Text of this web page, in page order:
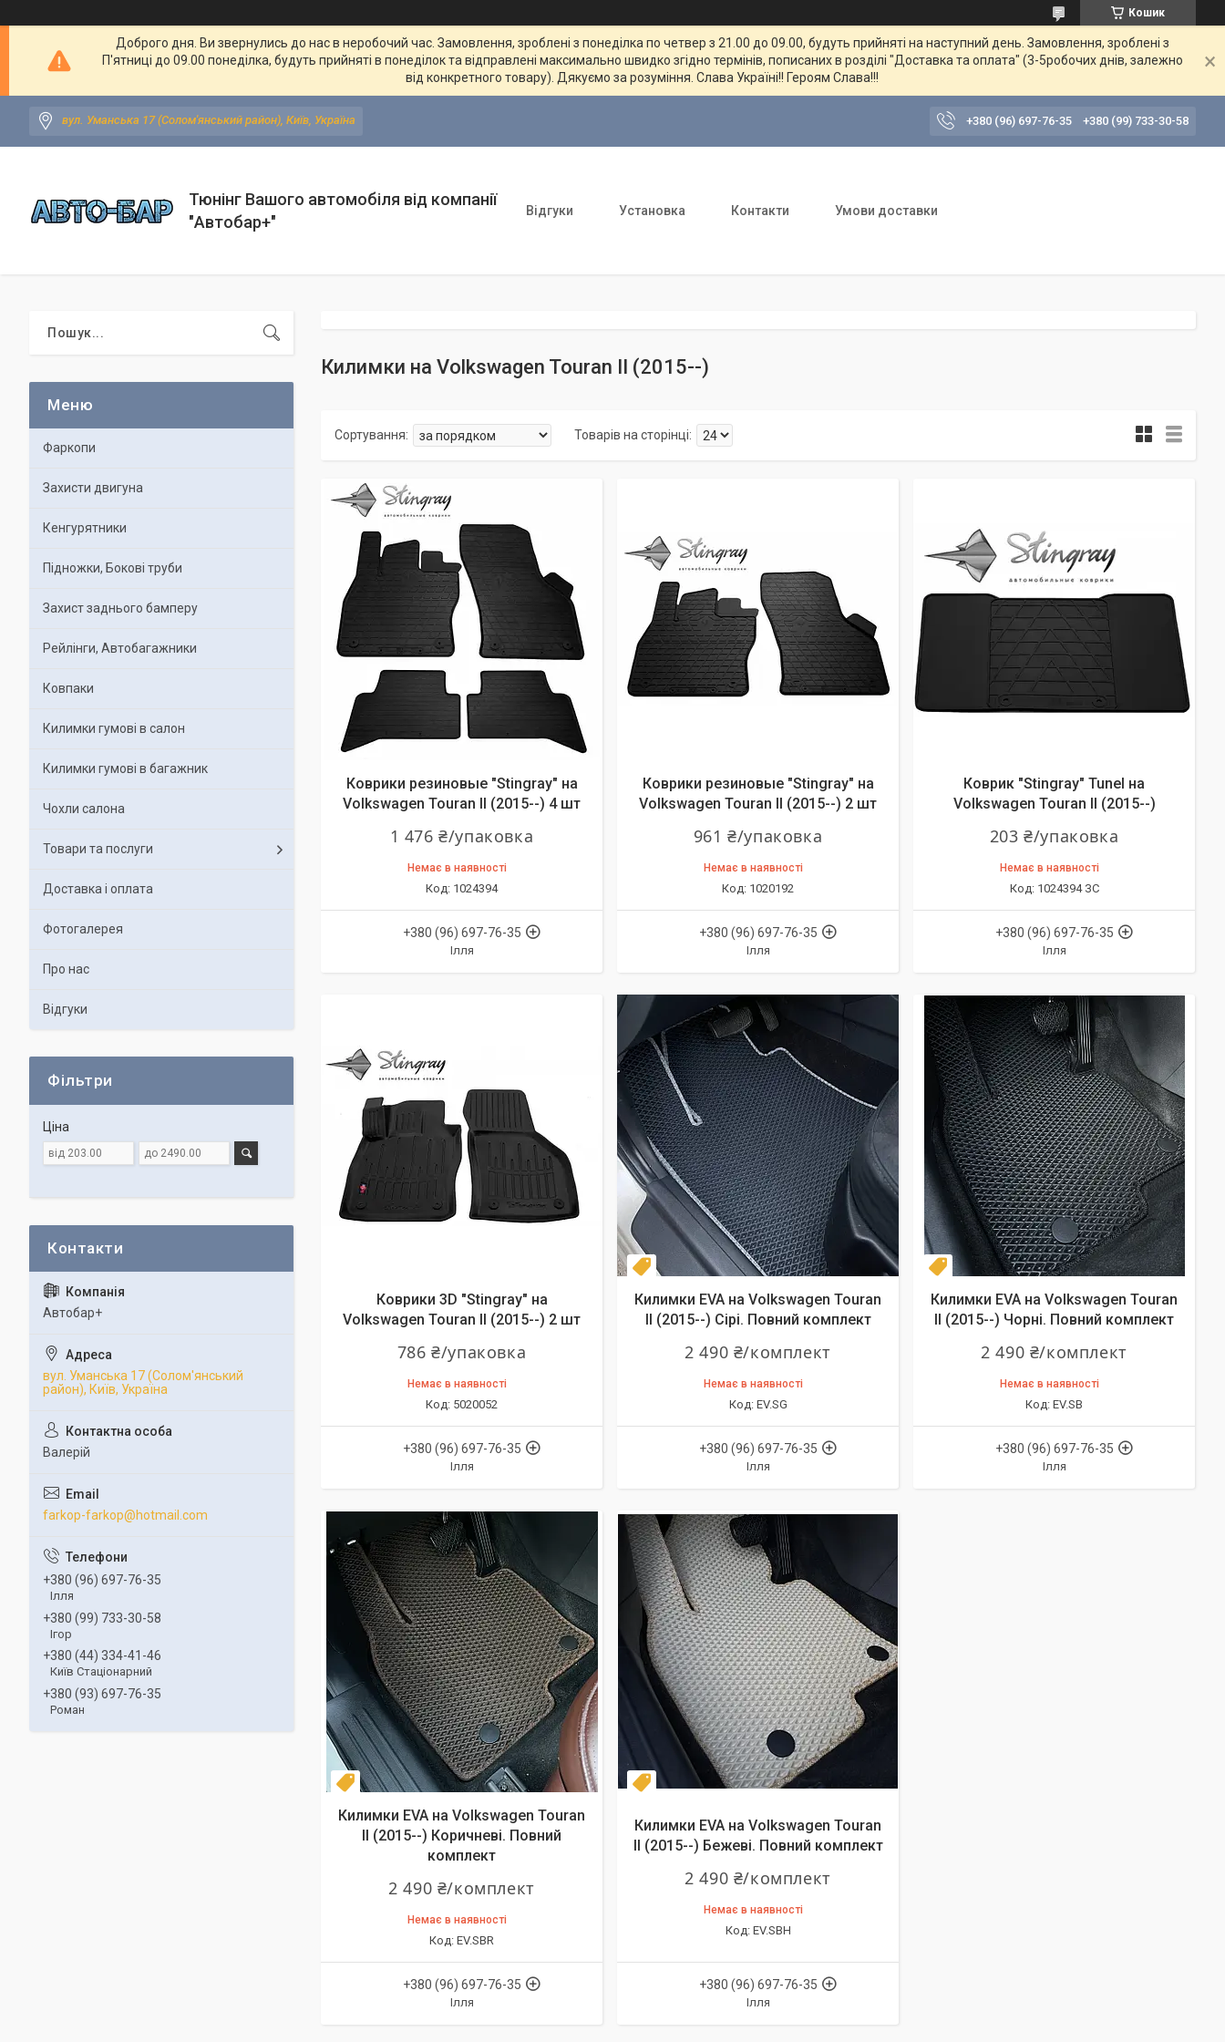
Кошик
Доброго дня. Ви звернулись до нас в неробочий час. Замовлення, зроблені з понеділка по четвер з 21.00 до 09.00, будуть прийняті на наступний день. Замовлення, зроблені з
П'ятниці до 09.00 понеділка, будуть прийняті в понеділок та відправлені максимально швидко згідно термінів, пописаних в розділі "Доставка та оплата" (3-5робочих днів, залежно
від конкретного товару). Дякуємо за розуміння. Слава Україні!! Героям Слава!!!
вул. Уманська 17 (Солом'янський район), Київ, Україна +380 (96) 697-76-35 +380 (99) 733-30-58
Тюнінг Вашого автомобіля від компанії
"Автобар+"
Відгуки Установка Контакти Умови доставки
Килимки на Volkswagen Touran II (2015--)
Коврики резиновые "Stingray" на
Volkswagen Touran II (2015--) 4 шт
1 476 ₴/упаковка
Немає в наявності
1024394
+380 (96) 697-76-35
Ілля
Коврики резиновые "Stingray" на
Volkswagen Touran II (2015--) 2 шт
961 ₴/упаковка
Немає в наявності
1020192
+380 (96) 697-76-35
Ілля
Коврик "Stingray" Tunel на
Volkswagen Touran II (2015--)
203 ₴/упаковка
Немає в наявності
1024394 ЗС
+380 (96) 697-76-35
Ілля
Коврики 3D "Stingray" на
Volkswagen Touran II (2015--) 2 шт
786 ₴/упаковка
Немає в наявності
5020052
+380 (96) 697-76-35
Ілля
Комплект
Килимки EVA на Volkswagen Touran
II (2015--) Сірі. Повний комплект
2 490 ₴/комплект
Немає в наявності
EV.SG
+380 (96) 697-76-35
Ілля
Комплект
Килимки EVA на Volkswagen Touran
II (2015--) Чорні. Повний комплект
2 490 ₴/комплект
Немає в наявності
EV.SB
+380 (96) 697-76-35
Ілля
Комплект
Килимки EVA на Volkswagen Touran
II (2015--) Коричневі. Повний
комплект
2 490 ₴/комплект
Немає в наявності
EV.SBR
+380 (96) 697-76-35
Ілля
Комплект
Килимки EVA на Volkswagen Touran
II (2015--) Бежеві. Повний комплект
2 490 ₴/комплект
Немає в наявності
EV.SBH
+380 (96) 697-76-35
Ілля
Фаркопи
Захисти двигуна
Кенгурятники
Підножки, Бокові труби
Захист заднього бамперу
Рейлінги, Автобагажники
Ковпаки
Килимки гумові в салон
Килимки гумові в багажник
Чохли салона
Товари та послуги
Доставка і оплата
Фотогалерея
Про нас
Відгуки
Фільтри
Ціна
Автобар+
вул. Уманська 17 (Солом'янський
район), Київ, Україна
Валерій
farkop-farkop@hotmail.com
+380 (96) 697-76-35
Ілля
+380 (99) 733-30-58
Ігор
+380 (44) 334-41-46
Київ Стаціонарний
+380 (93) 697-76-35
Роман